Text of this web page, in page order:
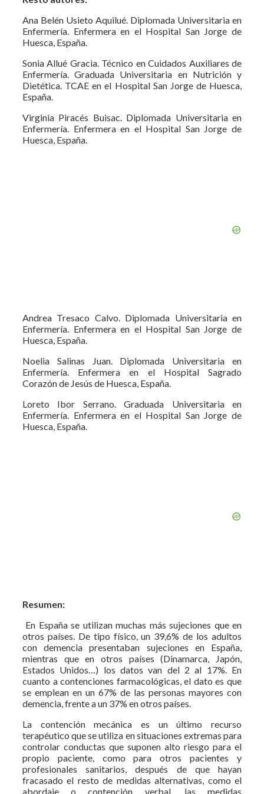
Ana Belén Usieto Aquilué. Diplomada Universitaria en
Enfermería. Enfermera en el Hospital San Jorge de
Huesca, España.
Sonia Allué Gracia. Técnico en Cuidados Auxiliares de
Enfermería. Graduada Universitaria en Nutrición y
Dietética. TCAE en el Hospital San Jorge de Huesca,
España.
Virginia Piracés Buisac. Diplomada Universitaria en
Enfermería. Enfermera en el Hospital San Jorge de
Huesca, España.
Andrea Tresaco Calvo. Diplomada Universitaria en
Enfermería. Enfermera en el Hospital San Jorge de
Huesca, España.
Noelia Salinas Juan. Diplomada Universitaria en
Enfermería. Enfermera en el Hospital Sagrado
Corazón de Jesús de Huesca, España.
Loreto Ibor Serrano. Graduada Universitaria en
Enfermería. Enfermera en el Hospital San Jorge de
Huesca, España.
Resumen:
En España se utilizan muchas más sujeciones que en
otros países. De tipo físico, un 39,6% de los adultos
con demencia presentaban sujeciones en España,
mientras que en otros países (Dinamarca, Japón,
Estados Unidos…) los datos van del 2 al 17%. En
cuanto a contenciones farmacológicas, el dato es que
se emplean en un 67% de las personas mayores con
demencia, frente a un 37% en otros países.
La contención mecánica es un último recurso
terapéutico que se utiliza en situaciones extremas para
controlar conductas que suponen alto riesgo para el
propio paciente, como para otros pacientes y
profesionales sanitarios, después de que hayan
fracasado el resto de medidas alternativas, como el
abordaje o contención verbal, las medidas